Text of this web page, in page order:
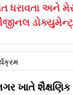
ધરાવતા અને
ખાતે